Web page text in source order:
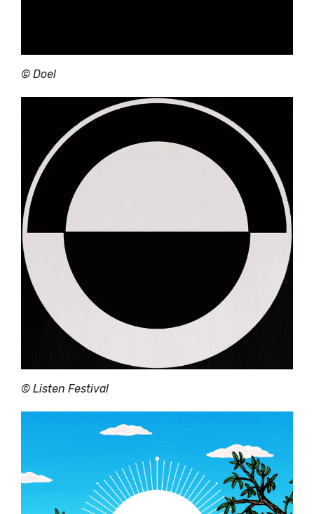
© Doel
© Listen Festival